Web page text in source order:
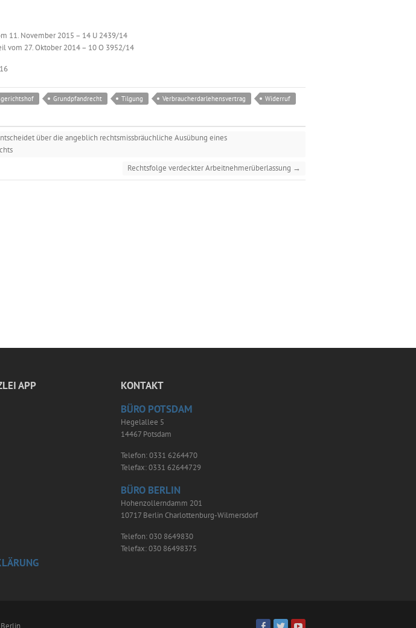
11. November 2015 – 14 U 2439/14
vom 27. Oktober 2014 – 10 O 3952/14
Grundpfandrecht Tilgung Verbraucherdarlehensvertrag
Widerruf
über die angeblich rechtsmissbräuchliche Ausübung eines
Rechtsfolge verdeckter Arbeitnehmerüberlassung →
APP
KONTAKT
BÜRO POTSDAM
Hegelallee 5
14467 Potsdam
Telefon: 0331 6264470
Telefax: 0331 62644729
BÜRO BERLIN
Hohenzollerndamm 201
10717 Berlin Charlottenburg-Wilmersdorf
Telefon: 030 8649830
Telefax: 030 86498375